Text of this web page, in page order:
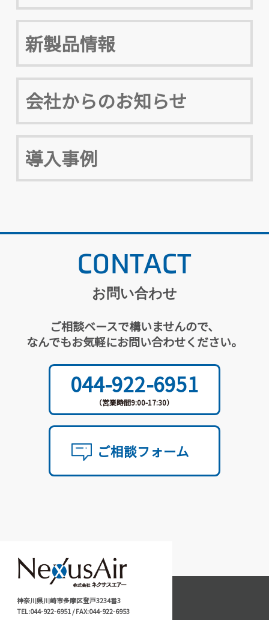
新製品情報
会社からのお知らせ
導入事例
CONTACT
お問い合わせ
ご相談ベースで構いませんので、
なんでもお気軽にお問い合わせください。
044-922-6951
（営業時間9:00-17:30）
ご相談フォーム
神奈川県川崎市多摩区登戸3234番3
TEL:044-922-6951 / FAX:044-922-6953